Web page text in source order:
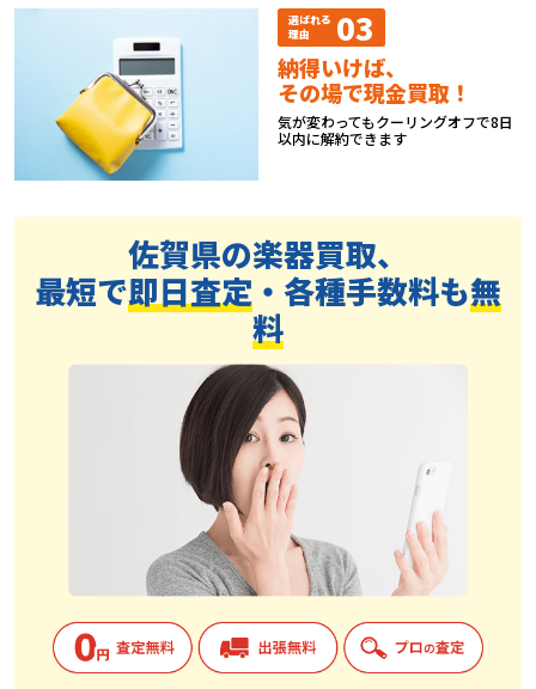
選ばれる
理由
03
納得いけば、
その場で現金買取！
気が変わってもクーリングオフで8日
以内に解約できます
佐賀県の楽器買取、
最短で即日査定 ・各種手数料も無
料